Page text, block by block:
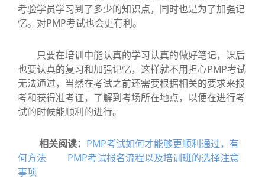
考验学员学习到了多少的知识点，同时也是为了加强记
忆。对PMP考试也会更有利。
只要在培训中能认真的学习认真的做好笔记，课后
也要认真的复习和加强记忆，这样就不用担心PMP考试
无法通过，当然在考试之前还需要根据相关的要求来报
考和获得准考证，了解到考场所在地点，以便在进行考
试的时候能顺利的进行。
相关阅读： PMP考试如何才能够更顺利通过，有
何方法
PMP考试报名流程以及培训班的选择注意
事项